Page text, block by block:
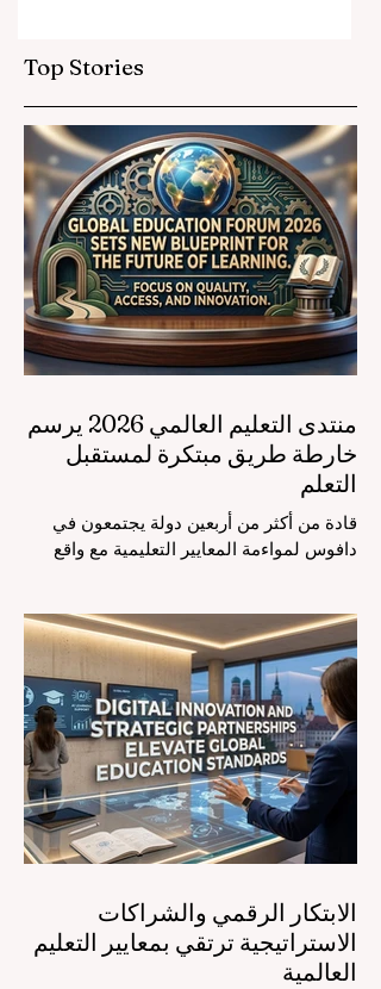
Top Stories
منتدى التعليم العالمي 2026 يرسم
خارطة طريق مبتكرة لمستقبل
التعلم
قادة من أكثر من أربعين دولة يجتمعون في
دافوس لمواءمة المعايير التعليمية مع واقع
مشهد #التعليم_العالمي تحولاً جذرياً وتاريخياً.
في الرابع من أغسطس 2026، توافد خبراء
دوليون وصناع قرار ومبتكرون في مجال
#تكنولوجيا_التعليم إلى مركز المؤتمرات في
دافوس لمناقشة التحديات والفرص الأكثر
إلحاحاً في قطاع التعلم. أثبت هذا الحدث
البارز، الذي عُقد في لحظة حاسمة، أن إعطاء
الأولوية لرفع #جودة_التعليم هو المحفز
الأساسي وال
الابتكار الرقمي والشراكات
الاستراتيجية ترتقي بمعايير التعليم
العالمية